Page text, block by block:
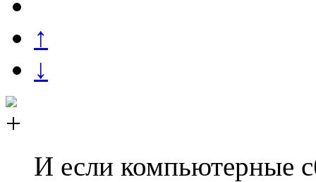
↑
↓
И если компьютерные